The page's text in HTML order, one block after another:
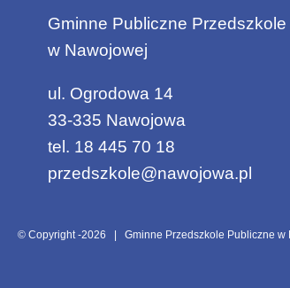
Gminne Publiczne Przedszkole
w Nawojowej
ul. Ogrodowa 14
33-335 Nawojowa
tel. 18 445 70 18
przedszkole@nawojowa.pl
© Copyright -2026 | Gminne Przedszkole Publiczne w